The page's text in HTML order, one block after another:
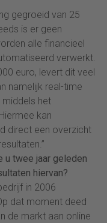
gegroeid van 25
is er geen
alle financieel
verwerkt.
euro, levert dit veel
namelijk real-time
middels het
kan
direct een overzicht
u twee jaar geleden
hiervan?
in 2006
dat moment deed
de markt aan online